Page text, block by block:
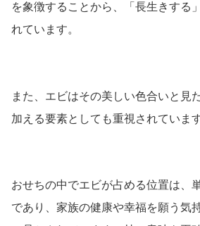
を象徴することから、「長生きする
れています。
また、エビはその美しい色合いと見
加える要素としても重視されています
おせちの中でエビが占める位置は、
であり、家族の健康や幸福を願う気